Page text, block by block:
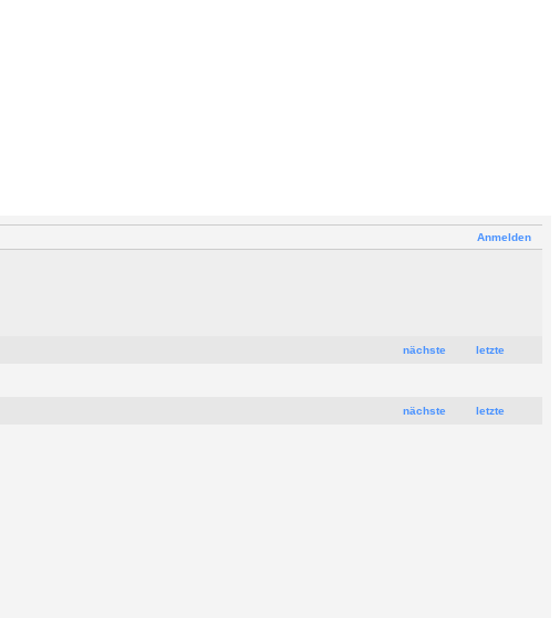
Anmelden
nächste letzte
nächste letzte